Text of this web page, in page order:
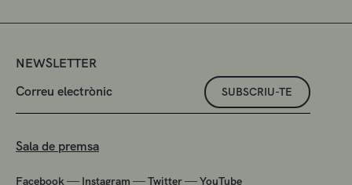
NEWSLETTER
SUBSCRIU-TE
Sala de premsa
Facebook — Instagram —Twitter—YouTube